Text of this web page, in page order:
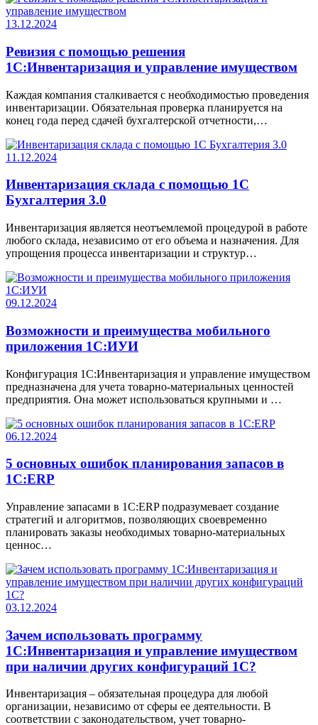
13.12.2024
Ревизия с помощью решения
1С:Инвентаризация и управление имуществом
Каждая компания сталкивается с необходимостью проведения
инвентаризации. Обязательная проверка планируется на
конец года перед сдачей бухгалтерской отчетности,…
11.12.2024
Инвентаризация склада с помощью 1С
Бухгалтерия 3.0
Инвентаризация является неотъемлемой процедурой в работе
любого склада, независимо от его объема и назначения. Для
упрощения процесса инвентаризации и структур…
09.12.2024
Возможности и преимущества мобильного
приложения 1С:ИУИ
Конфигурация 1C:Инвентаризация и управление имуществом
предназначена для учета товарно-материальных ценностей
предприятия. Она может использоваться крупными и …
06.12.2024
5 основных ошибок планирования запасов в
1С:ERP
Управление запасами в 1C:ERP подразумевает создание
стратегий и алгоритмов, позволяющих своевременно
планировать заказы необходимых товарно-материальных
ценнос…
03.12.2024
Зачем использовать программу
1С:Инвентаризация и управление имуществом
при наличии других конфигураций 1C?
Инвентаризация – обязательная процедура для любой
организации, независимо от сферы ее деятельности. В
соответствии с законодательством, учет товарно-